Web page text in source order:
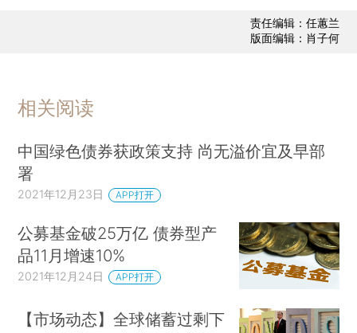
责任编辑：任蕙兰
版面编辑：肖子何
相关阅读
中国绿色债券获政策支持 尚无溢价宜及早部
署
2021年12月23日 APP打开
公募基金破25万亿 债券型产
品11月增速10%
2021年12月24日 APP打开
【市场动态】全球储蓄过剩下